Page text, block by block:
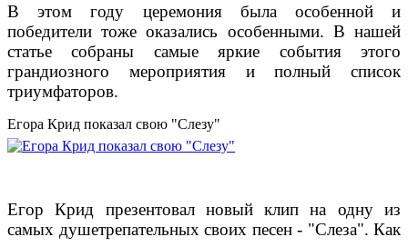
В этом году церемония была особенной и
победители тоже оказались особенными. В нашей
статье собраны самые яркие события этого
грандиозного мероприятия и полный список
триумфаторов.
Егора Крид показал свою "Слезу"
Егор Крид презентовал новый клип на одну из
самых душетрепательных своих песен - "Слеза". Как